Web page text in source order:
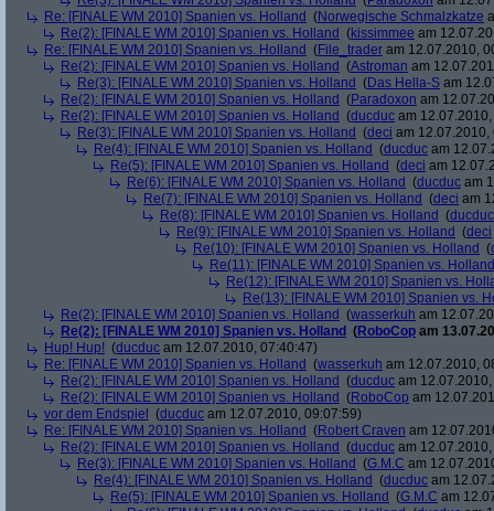
Re: [FINALE WM 2010] Spanien vs. Holland (Norwegische Schmalzkatze
Re(2): [FINALE WM 2010] Spanien vs. Holland (kissimmee am
Re: [FINALE WM 2010] Spanien vs. Holland (File_trader am 12.07.2010,
Re(2): [FINALE WM 2010] Spanien vs. Holland (Astroman am
Re(3): [FINALE WM 2010] Spanien vs. Holland (Das Hella-S am
Re(2): [FINALE WM 2010] Spanien vs. Holland (Paradoxon am
Re(2): [FINALE WM 2010] Spanien vs. Holland (ducduc am
Re(3): [FINALE WM 2010] Spanien vs. Holland (deci am 12.07.2010,
Re(4): [FINALE WM 2010] Spanien vs. Holland (ducduc am
Re(5): [FINALE WM 2010] Spanien vs. Holland (deci am
Re(6): [FINALE WM 2010] Spanien vs. Holland (ducduc am
Re(7): [FINALE WM 2010] Spanien vs. Holland (deci am
Re(8): [FINALE WM 2010] Spanien vs. Holland (ducduc
Re(9): [FINALE WM 2010] Spanien vs. Holland (deci
Re(10): [FINALE WM 2010] Spanien vs. Holland (
Re(11): [FINALE WM 2010] Spanien vs. Holland
Re(12): [FINALE WM 2010] Spanien vs.
Re(13): [FINALE WM 2010] Spanien vs.
Re(2): [FINALE WM 2010] Spanien vs. Holland (wasserkuh am
Re(2): [FINALE WM 2010] Spanien vs. Holland (RoboCop am
Hup! Hup! (ducduc am 12.07.2010, 07:40:47)
Re: [FINALE WM 2010] Spanien vs. Holland (wasserkuh am 12.07.2010,
Re(2): [FINALE WM 2010] Spanien vs. Holland (ducduc am
Re(2): [FINALE WM 2010] Spanien vs. Holland (RoboCop am
vor dem Endspiel
(ducduc am 12.07.2010, 09:07:59)
Re: [FINALE WM 2010] Spanien vs. Holland (Robert Craven am
Re(2): [FINALE WM 2010] Spanien vs. Holland (ducduc am
Re(3): [FINALE WM 2010] Spanien vs. Holland (G.M.C am
Re(4): [FINALE WM 2010] Spanien vs. Holland (ducduc am
Re(5): [FINALE WM 2010] Spanien vs. Holland (G.M.C am